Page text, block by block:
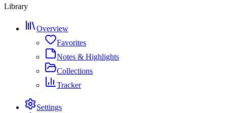
Library
Overview
Favorites
Notes & Highlights
Collections
Tracker
Settings